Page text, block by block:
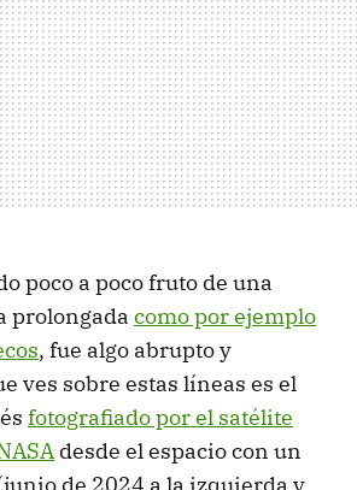
poco a poco fruto de una
prolongada como por ejemplo
, fue algo abrupto y
ves sobre estas líneas es el
fotografiado por el satélite
desde el espacio con un